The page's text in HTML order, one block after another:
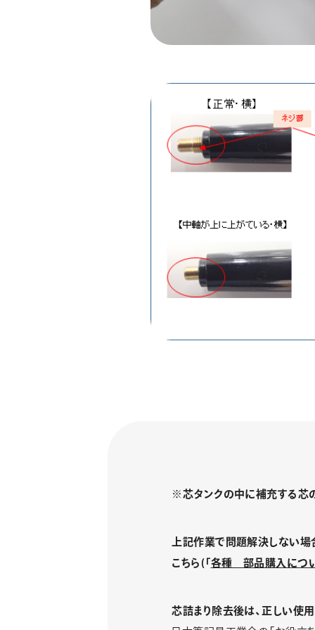
※芯タンクの中に補充する芯
上記作業で問題解決しない
こちら(「 各種 部品購入につ
芯詰まり除去後は、正しい使